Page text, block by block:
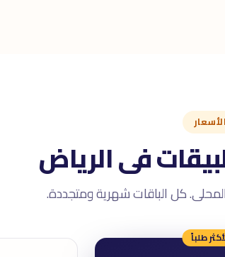
الأسعار
فى الرياض
طلباً